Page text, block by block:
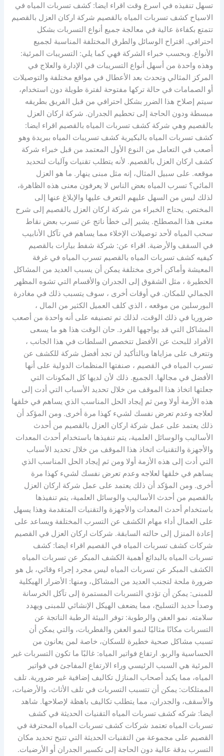
تسهل تنفيذه في اسرع وقت اقراء ايضا: كشف تسربات المياه في
الاسياح كشف تسربات المياه بالقصيم شركة اركان العزل بالقصيم
تتمتع بكفاءة عالية في معالجة جميع أنواع التسربات بشكل
احترافي. اقتراح الوسائل والطرق المختلفة المناسبة لجميع
الأنواع. وبحسب خبراء الشركة فهي كما يلي: التسريبات المرئية:
وهذه واحدة من أسهل أنواع التسريبات في الإدارة والعلاج في
المركز المثالي وتحدث بعد الأعطال في مواقع مختلفة والتوصيلات
أو الصمامات في حالة تركها مفتوحة لفترة طويلة دون استخدام،
سيتم إصلاح هذا الضرر بشكل احترافي من قبل الفريق بطريقه
مبسطة ودون الحاجة إلى تحطيم الجدران. شركة اركان العزل
بالقصيم وهي شركة كشف تسربات المياه بالقصيم اقراء ايضا:
كشف تسربات المياه بالبكيرية كشف تسريبات المياه ببريدة وهو
أصعب في التعامل من النوع الأول المعتمد من قبل خبراء شركة
كشف اركان العزل بالقصيم. لأنه يتطلب تقنيات وآليات لتحديد
موقعه. على سبيل المثال، إنه مثل مبنى ينهار. ما هو العزل
المائي؟ تسرب المياه بعض الناس لا يعرفون معنى هذه الظاهرة،
لذلك ليس من السهل عليهم التعرف عليها والإبلاغ عنها إلى
المختص. يحتاج الخبراء من شركة اركان العزل بالقصيم إلى شرح
معنى هذا المصطلح. يشير إلى خطأ ناتج عن تسرب بعض نقاط
سحب المياه لأحد توصيلات الإخلاء مما يساهم في تآكل الأنابيب
في السقف والأرضية. اقراء عن: شركة شفط بيارات بالقصيم
كيفيه كشف تسربات المياه بالقصيم تسرب المياه في غرفة
المعيشة وأماكن أخرى مختلفة يمكن أن يسبب العديد من المشاكل
الخطيرة ، مثل الشقوق إلى الجدران والأقسام التي تشوه المظهر
الجمالي للمكان. في أوقات أخرى ، سوف يتسبب ذلك في مغادرة
البورسلين من موقعه ، الذي كلف العميل الكثير من المال ،
ضروريا في ذلك الوقت، لذلك تم تصنيفه على أنه واحدة من أصعب
المشاكل التي قد يواجهها الفرد. حان الوقت هذا هو ما يسعى
الأفراد للبحث عن الأفضل تتخصص السلطات في هذا الجانب ،
وتتعرف على مزاياها وبالتأكيد لن تجد أفضل شركة للكشف عن
تسرب المياه في القصيم ، صنفتها المنظمات الدولية على أنها
الأفضل في مجالها. الجميع. ذلك لأن لديها كل المكونات التي
جعلتها اتخاذ هذا الموقف من خلال تحديد الأسباب التي أدت إلى
هذه الأزمة أولا ومن ثم إيجاد الحل المناسب الذي يساهم في خلقها
لعلاجه وعدم تعرض نفسك لشيء كهذا مرة أخرى. ومن المؤكد أن
ذلك يعتمد على عمل شركة اركان العزل بالقصيم من أحدث
الأساليب والوسائل العلمية، يتم تنفيذها باستخدام أحدث المعدات
والأجهزة والتقنيات اتخاذ هذا الموقف من خلال تحديد الأسباب
التي أدت إلى هذه الأزمة أولا ومن ثم إيجاد الحل المناسب الذي
يساهم في خلقها لعلاجه وعدم تعرض نفسك لشيء كهذا مرة
أخرى. ومن المؤكد أن ذلك يعتمد على عمل شركة اركان العزل
بالقصيم من أحدث الأساليب والوسائل العلمية، يتم تنفيذها
باستخدام أحدث المعدات والأجهزة والتقنيات المتقدمة وهذا يسهل
على العمال أداء مهام الكشف عن التسرب المختلفة ويساعد على
إعادة المنزل إلى حالته السابقة. شركات اركان العزل في القصيم
شركات كشف تسربات المياه في القصيم اقراء ايضا: كشف
تسربات المياه بالبدائع أهمية الكشف المبكر عن تسربات المياه
الكشف المبكر عن تسربات المياه ليس مجرد إجراء وقائي، بل هو
ضرورة ملحة لتجنب العديد من المشاكل، ومنها: الأضرار الهيكلية
للمبنى: يمكن أن تؤدي التسربات المستمرة إلى تآكل الخرسانة
وصدأ حديد التسليح، مما يضعف الهيكل الإنشائي للمبنى ويهدد
سلامته. نمو العفن والرطوبة: توفر البيئة الرطبة الناتجة عن
التسربات مكانًا مثاليًا لنمو العفن والفطريات، والتي يمكن أن
تسبب مشاكل صحية خطيرة للسكان، خاصة لمن يعانون من
الحساسية والربو. ارتفاع فواتير المياه: غالبًا ما تكون التسربات غير
المرئية هي السبب الرئيسي وراء الارتفاع المفاجئ في فواتير
المياه، مما يكبد أصحاب المنازل تكاليف إضافية غير ضرورية. تلف
الممتلكات: يمكن أن تتسبب التسربات في تلف الأثاث، والأرضيات،
والأسقف، والجدران، مما يتطلب تكاليف باهظة لإصلاحها. شاهد
ايضا: شركه كشف تسربات المياه التقنيات الحديثة في كشف
تسربات المياه تعتمد شركات كشف تسربات المياه المحترفة في
القصيم على مجموعة من التقنيات الحديثة التي تتيح تحديد مكان
التسرب بدقة عالية دون الحاجة إلى تكسير الجدران أو الأرضيات.